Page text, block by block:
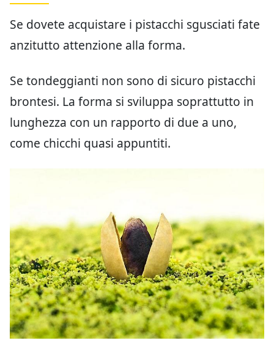
Se dovete acquistare i pistacchi sgusciati fate
anzitutto attenzione alla forma.
Se tondeggianti non sono di sicuro pistacchi
brontesi. La forma si sviluppa soprattutto in
lunghezza con un rapporto di due a uno,
come chicchi quasi appuntiti.